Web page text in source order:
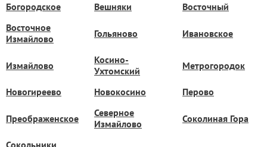
Богородское Вешняки
Восточный
Восточное
Измайлово
Гольяново Ивановское
Измайлово
Косино-
Ухтомский
Метрогородок
Новогиреево Новокосино Перово
Преображенское
Северное
Измайлово
Соколиная Гора